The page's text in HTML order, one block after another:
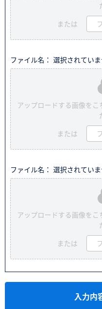
または
ファイル名： 選択されてい
アップロードする画像をこ
または
ファイル名： 選択されてい
アップロードする画像をこ
または
入力内